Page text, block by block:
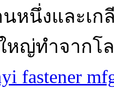
หนึ่งและเ
หญ่ทำจากโ
fastener